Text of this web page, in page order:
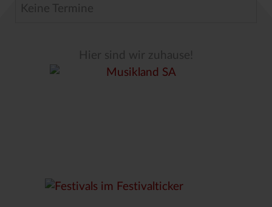
Keine Termine
Hier sind wir zuhause!